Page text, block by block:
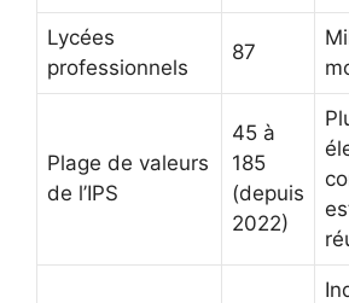
Lycées
professionnels
87
Plage de valeurs
de l’IPS
45 à
185
(depuis
2022)